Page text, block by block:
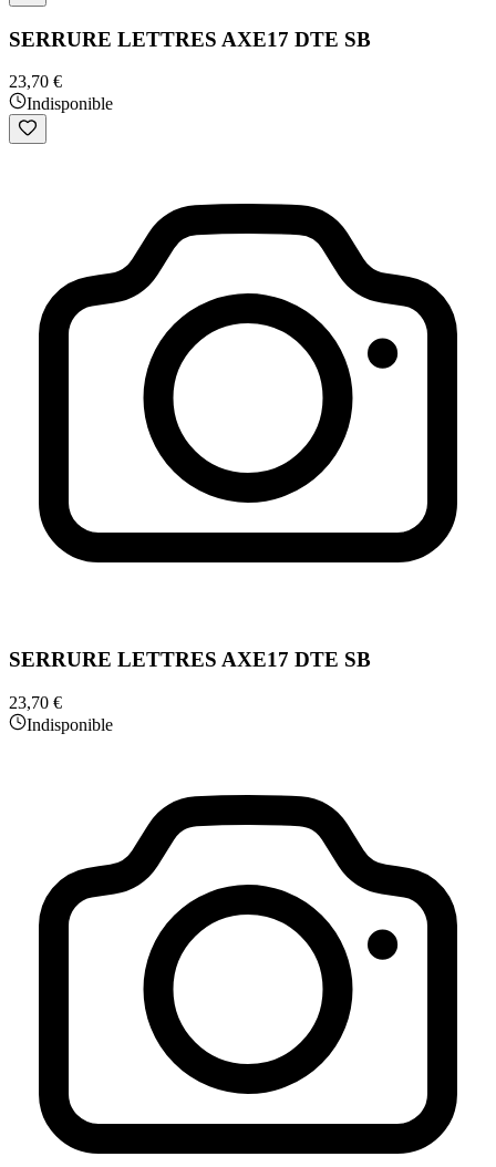
SERRURE LETTRES AXE17 DTE SB
23,70 €
Indisponible
SERRURE LETTRES AXE17 DTE SB
23,70 €
Indisponible